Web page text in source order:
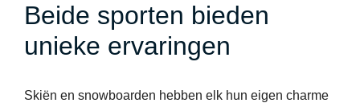
Beide sporten bieden
unieke ervaringen
Skiën en snowboarden hebben elk hun eigen charme